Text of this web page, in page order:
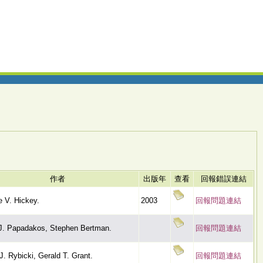
作者 出版年 查看 回報錯誤連結
V. Hickey. 2003 回報問題連結
Papadakos, Stephen Bertman. 回報問題連結
Rybicki, Gerald T. Grant. 回報問題連結